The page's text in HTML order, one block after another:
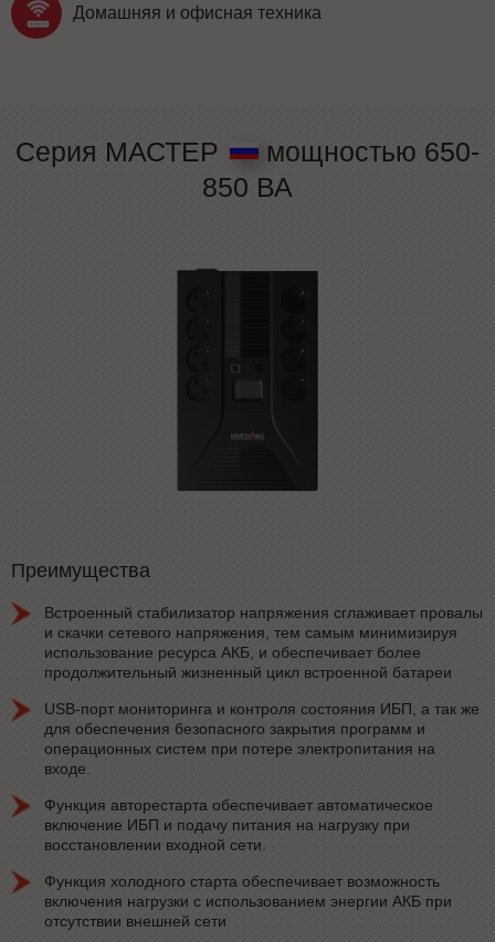
Домашняя и офисная техника
Серия МАСТЕР
мощностью 650-
850 ВА
Преимущества
Встроенный стабилизатор напряжения сглаживает провалы
и скачки сетевого напряжения, тем самым минимизируя
использование ресурса АКБ, и обеспечивает более
продолжительный жизненный цикл встроенной батареи
USB-порт мониторинга и контроля состояния ИБП, а так же
для обеспечения безопасного закрытия программ и
операционных систем при потере электропитания на
входе.
Функция авторестарта обеспечивает автоматическое
включение ИБП и подачу питания на нагрузку при
восстановлении входной сети.
Функция холодного старта обеспечивает возможность
включения нагрузки с использованием энергии АКБ при
отсутствии внешней сети